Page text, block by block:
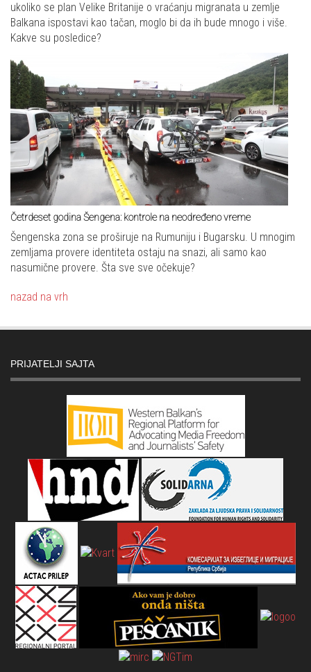
ukoliko se plan Velike Britanije o vraćanju migranata u zemlje
Balkana ispostavi kao tačan, moglo bi da ih bude mnogo i više.
Kakve su posledice?
Četrdeset godina Šengena: kontrole na neodređeno vreme
Šengenska zona se proširuje na Rumuniju i Bugarsku. U mnogim
zemljama provere identiteta ostaju na snazi, ali samo kao
nasumične provere. Šta sve sve očekuje?
nazad na vrh
PRIJATELJI SAJTA